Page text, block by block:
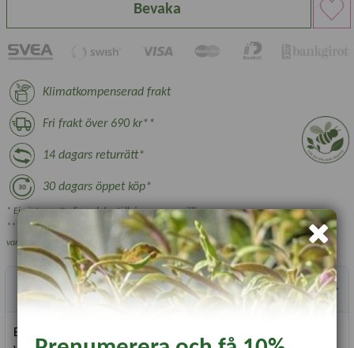
Bevaka
Klimatkompenserad frakt
Fri frakt över 690 kr**
14 dagars returrätt*
30 dagars öppet köp*
* Ej växter, nyttodjur och beställningsvara, se villkor.
** Gäller ej växthus, plantskoleväxter och vissa övriga skrymmande
varor.
Produktbeskrivning
En fälla som attraherar sniglar och hjälper till att skydda